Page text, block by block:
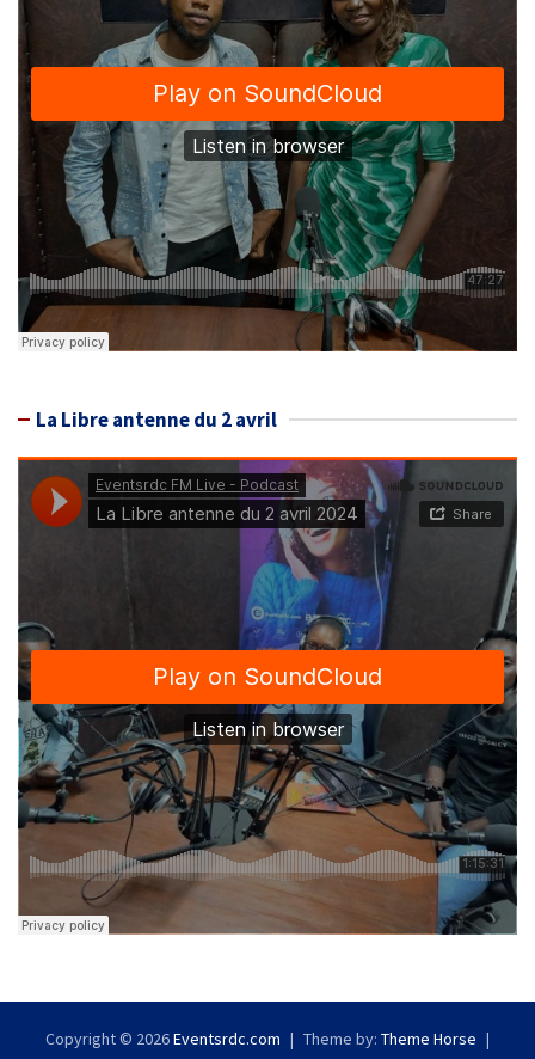
La Libre antenne du 2 avril
Copyright © 2026Eventsrdc.com Theme by: Theme Horse